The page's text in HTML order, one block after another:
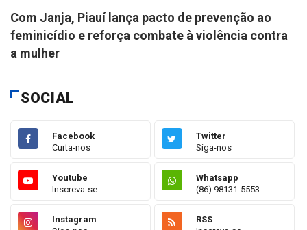
Com Janja, Piauí lança pacto de prevenção ao
feminicídio e reforça combate à violência contra
a mulher
SOCIAL
Facebook
Curta-nos
Twitter
Siga-nos
Youtube
Inscreva-se
Whatsapp
(86) 98131-5553
Instagram
RSS